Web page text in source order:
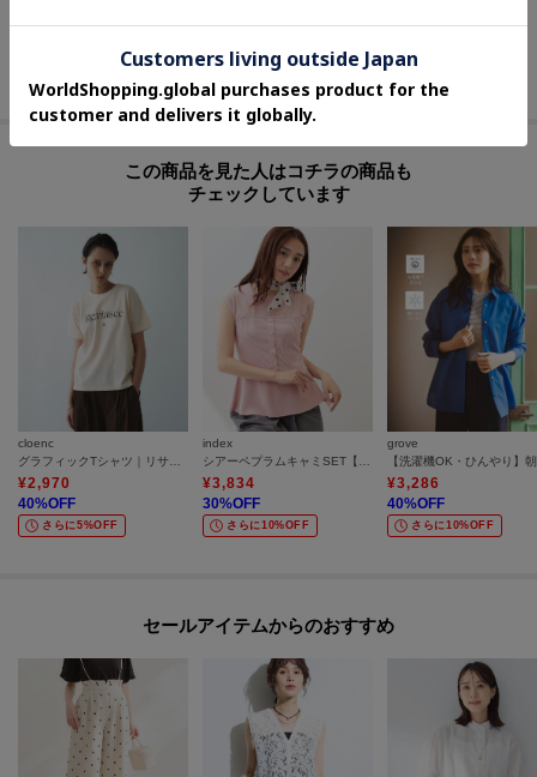
【1】再入荷通知や、値下げ情報・在庫状況をメルマガにてお知らせ。
【2】マイページでお気に入り一覧をチェックでき、自分だけのお買い物リス
¥3,894
¥7,700
%OFF
¥12,100
この商品を見た人はコチラの商品も
チェックしています
cloenc
¥2,970
40%OFF
さらに5%OFF
index
¥3,834
30%OFF
さらに10%OFF
grove
¥3,286
40%OFF
さらに10%OFF
セールアイテムからのおすすめ